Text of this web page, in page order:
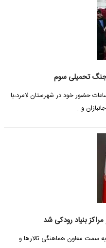
جنگ تحمیلی سوم
حضور خود در شهرستان لامرد،با
و…
بنیاد رودکی شد
سمت معاون هماهنگی تالارها و